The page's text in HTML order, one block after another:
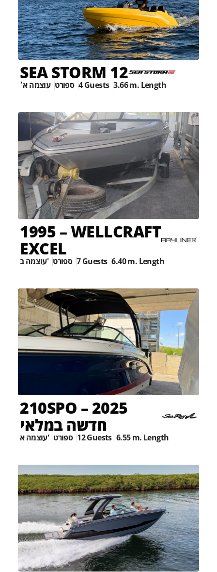
SEA STORM 12
עוצמה א׳ ספורט 4 Guests 3.66 m. Length
1995 – WELLCRAFT
EXCEL
עוצמה ב' ספורט 7 Guests 6.40 m. Length
210SPO – 2025
חדשה במלאי
עוצמה א' ספורט 12 Guests 6.55 m. Length